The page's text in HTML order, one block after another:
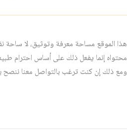
هذا الموقع مساحة معرفة وتوثيق، لا
محتواه إنما يفعل ذلك على أساس احترام
ومع ذلك إن كنت ترغب بالتواصل معنا